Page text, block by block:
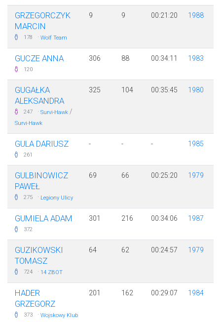
GRZEGORCZYK
MARCIN
178 · Wolf Team
9 9 00:21:20 1988
GUCZE ANNA
120
306 88 00:34:11 1983
GUGAŁKA
ALEKSANDRA
247 · Survi-Hawk /
Survi-Hawk
325 104 00:35:45 1980
GULA DARIUSZ
261
- - - 1985
GULBINOWICZ
PAWEŁ
275 · Legiony Ulicy
69 66 00:25:20 1979
GUMIELA ADAM
372
301 216 00:34:06 1987
GUZIKOWSKI
TOMASZ
724 · 14 ZBOT
64 62 00:24:57 1979
HADER
GRZEGORZ
373 · Wojskowy Klub
201 162 00:29:07 1984